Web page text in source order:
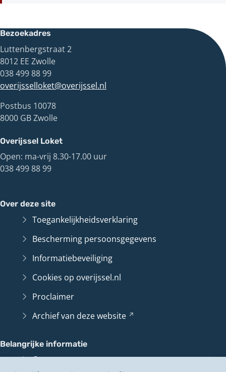
Bezoekadres
Luttenbergstraat 2
8012 EE Zwolle
038 499 88 99
overijsselloket@overijssel.nl
Postbus 10078
8000 GB Zwolle
Overijssel Loket
Open: ma-vrij 8.30-17.00 uur
038 499 88 99
Over deze site
Toegankelijkheidsverklaring
Bescherming persoonsgegevens
Informatiebeveiliging
Cookies op overijssel.nl
Proclaimer
Archief van dezewebsite
Belangrijke informatie
Contact en route